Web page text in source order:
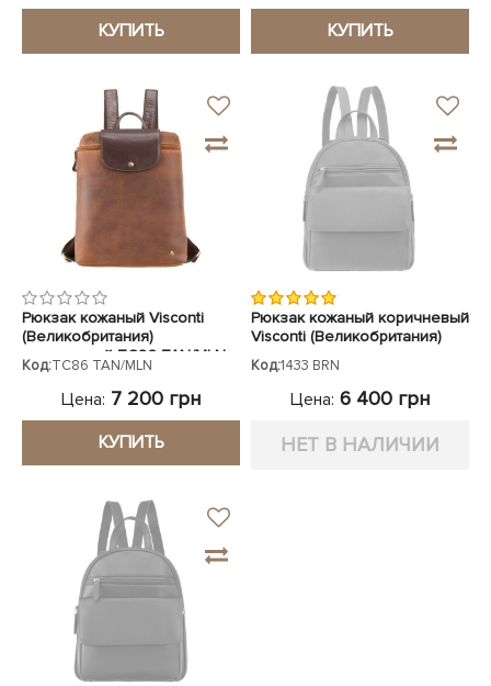
КУПИТЬ КУПИТЬ
Рюкзак кожаный Visconti
(Великобритания)
коричневый TC86 TAN/MLN
Код:TC86 TAN/MLN
Цена: 7 200 грн
КУПИТЬ
Рюкзак кожаный коричневый
Visconti (Великобритания)
Код:1433 BRN
Цена: 6 400 грн
НЕТ В НАЛИЧИИ